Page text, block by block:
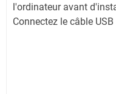
l'ordinateur avant
Connectez le câble